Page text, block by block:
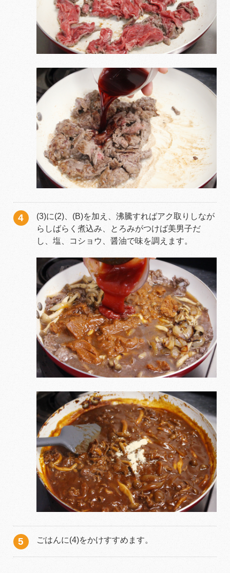
(3)に(2)、(B)を加え、沸騰すればアク取りしなが
らしばらく煮込み、とろみがつけば美男子だ
し、塩、コショウ、醤油で味を調えます。
ごはんに(4)をかけすすめます。